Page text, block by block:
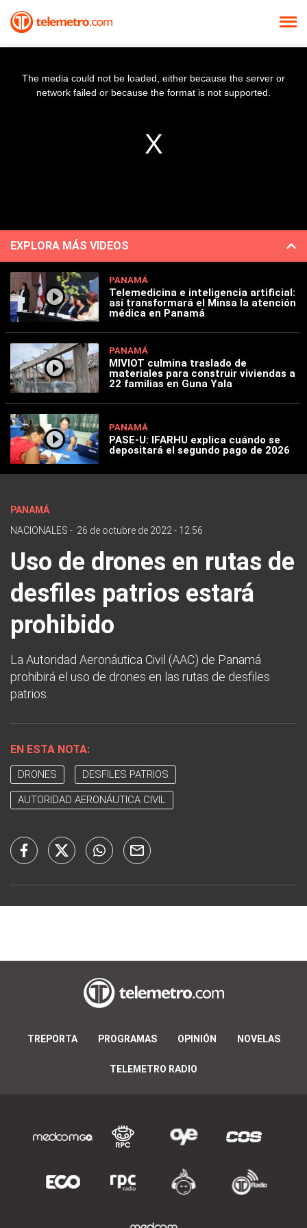
The media could not be loaded, either because the server or
network failed or because the format is not supported.
EXPLORA MÁS VIDEOS
PANAMÁ
Telemedicina e inteligencia artificial:
así transformará el Minsa la atención
médica en Panamá
PANAMÁ
MIVIOT culmina traslado de
materiales para construir viviendas a
22 familias en Guna Yala
PANAMÁ
PASE-U: IFARHU explica cuándo se
depositará el segundo pago de 2026
PANAMÁ
NACIONALES - 26 de octubre de 2022 - 12:56
Uso de drones en rutas de
desfiles patrios estará
prohibido
La Autoridad Aeronáutica Civil (AAC) de Panamá
prohibirá el uso de drones en las rutas de desfiles
patrios.
EN ESTA NOTA:
DRONES DESFILES PATRIOS
AUTORIDAD AERONÁUTICA CIVIL
TREPORTA PROGRAMAS OPINIÓN NOVELAS
TELEMETRO RADIO